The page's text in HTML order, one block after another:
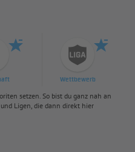
Wettbewerb
setzen. So bist du ganz nah an
Ligen, die dann direkt hier